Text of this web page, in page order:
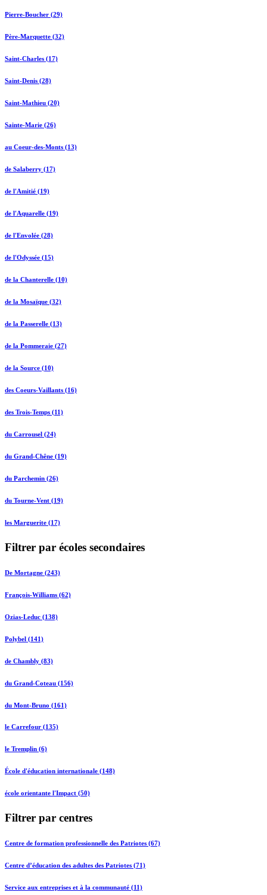
Pierre-Boucher (29)
Père-Marquette (32)
Saint-Charles (17)
Saint-Denis (28)
Saint-Mathieu (20)
Sainte-Marie (26)
au Coeur-des-Monts (13)
de Salaberry (17)
de l'Amitié (19)
de l'Aquarelle (19)
de l'Envolée (28)
de l'Odyssée (15)
de la Chanterelle (10)
de la Mosaïque (32)
de la Passerelle (13)
de la Pommeraie (27)
de la Source (10)
des Coeurs-Vaillants (16)
des Trois-Temps (11)
du Carrousel (24)
du Grand-Chêne (19)
du Parchemin (26)
du Tourne-Vent (19)
les Marguerite (17)
Filtrer par écoles secondaires
De Mortagne (243)
François-Williams (62)
Ozias-Leduc (138)
Polybel (141)
de Chambly (83)
du Grand-Coteau (156)
du Mont-Bruno (161)
le Carrefour (135)
le Tremplin (6)
École d'éducation internationale (148)
école orientante l'Impact (50)
Filtrer par centres
Centre de formation professionnelle des Patriotes (67)
Centre d’éducation des adultes des Patriotes (71)
Service aux entreprises et à la communauté (11)